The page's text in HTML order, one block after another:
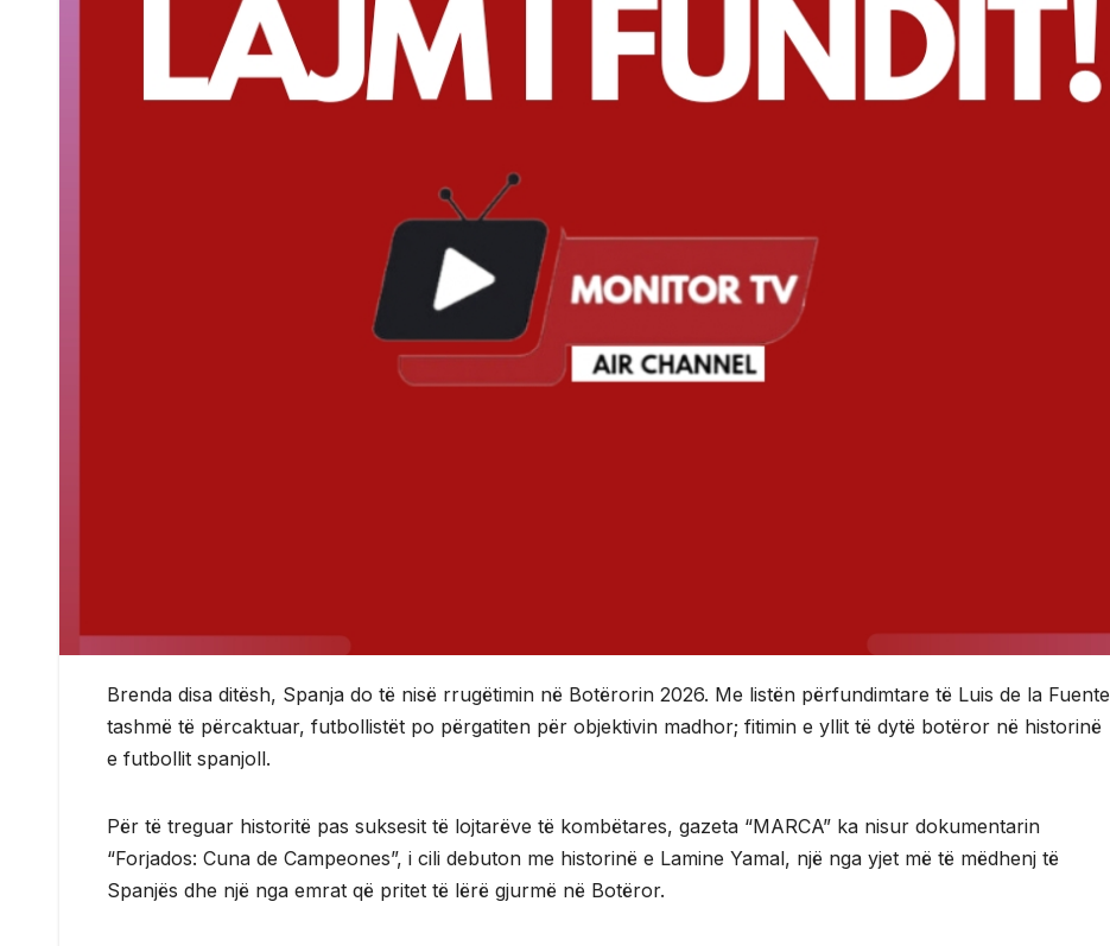
Brenda disa ditësh, Spanja do të nisë rrugëtimin në Botërorin 2026. Me listën përfundimtare të Luis de la Fuente
tashmë të përcaktuar, futbollistët po përgatiten për objektivin madhor; fitimin e yllit të dytë botëror në historinë
e futbollit spanjoll.
Për të treguar historitë pas suksesit të lojtarëve të kombëtares, gazeta “MARCA” ka nisur dokumentarin
“Forjados: Cuna de Campeones”, i cili debuton me historinë e Lamine Yamal, një nga yjet më të mëdhenj të
Spanjës dhe një nga emrat që pritet të lërë gjurmë në Botëror.